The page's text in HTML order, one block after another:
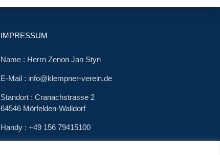
IMPRESSUM
Name : Herrn Zenon Jan Styn
E-Mail : info@klempner-verein.de
Standort : Cranachstrasse 2
64546 Mörfelden-Walldorf
Handy : +49 156 79415100